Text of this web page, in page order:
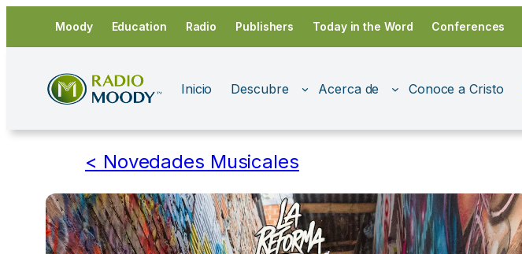
contenido
Moody Education Radio Publishers Today in the Word Conferences
Inicio Descubre Acerca de Conoce a Cristo
< Novedades Musicales